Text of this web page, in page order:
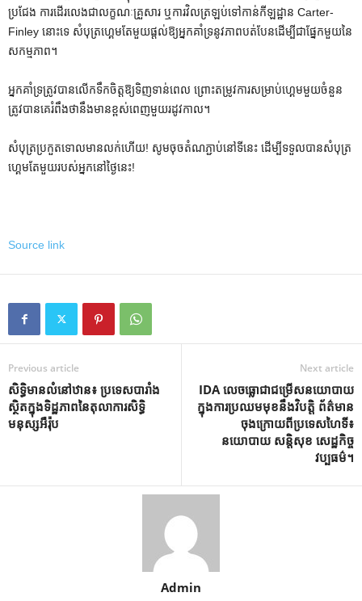
ប្រជែង ការដើរលេងជាលក្ខណៈគ្រួសារ ឬការវិលត្រឡប់ទៅកាន់កីឡដ្ឋាន Carter-
Finley នោះទេ សំបុត្រហ្គេមតែមួយផ្តល់ឱ្យអ្នកគាំទ្រនូវភាពបត់បែនដើម្បីជាផ្នែកមួយនៃ
សកម្មភាព។
អ្នក​គាំទ្រ​ត្រូវ​បាន​លើក​ទឹក​ចិត្ត​ឱ្យ​ទិញ​ទាន់​ពេល ព្រោះ​តម្រូវ​ការ​សម្រាប់​ហ្គេម​មួយ​ចំនួន​
ត្រូវ​បាន​គេ​រំពឹង​ថា​នឹង​មាន​ខ្ពស់​ពេញ​មួយ​រដូវ​កាល។
សំបុត្រ​ប្រកួត​ទោល​មាន​លក់​ហើយ! សូមចុចតំណភ្ជាប់នៅទីនេះ ដើម្បីទទួលបានសំបុត្រ
ហ្គេមតែមួយរបស់អ្នកនៅថ្ងៃនេះ!
Source link
Previous article
សិទ្ធិ​មាន​លំនៅឋាន៖ ប្រទេស​បារាំង​
ស្ថិត​ក្នុង​ទិដ្ឋភាព​នៃ​តុលាការ​សិទ្ធិ​
មនុស្ស​អឺរ៉ុប
Next article
IDA លេចធ្លោជាជម្រើសនយោបាយ
ក្នុងការប្រឈមមុខនឹងវិបត្តិ ព័ត៌មាន
ចុងក្រោយពីប្រទេសហៃទី៖
នយោបាយ សន្តិសុខ សេដ្ឋកិច្ច
វប្បធម៌។
Admin